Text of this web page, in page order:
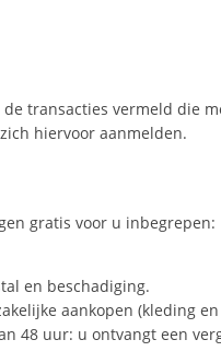
transacties vermeld die
hiervoor aanmelden.
gratis voor u inbegrepen:
en beschadiging.
aankopen (kleding
48 uur: u ontvangt een